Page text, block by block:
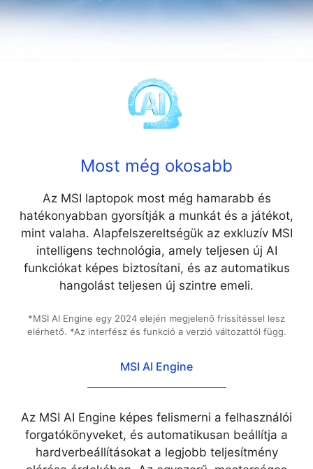
Most még okosabb
Az MSI laptopok most még hamarabb és
hatékonyabban gyorsítják a munkát és a játékot,
mint valaha. Alapfelszereltségük az exkluzív MSI
intelligens technológia, amely teljesen új AI
funkciókat képes biztosítani, és az automatikus
hangolást teljesen új szintre emeli.
*MSI AI Engine egy 2024 elején megjelenő frissítéssel lesz
elérhető. *Az interfész és funkció a verzió változattól függ.
MSI AI Engine
Az MSI AI Engine képes felismerni a felhasználói
forgatókönyveket, és automatikusan beállítja a
hardverbeállításokat a legjobb teljesítmény